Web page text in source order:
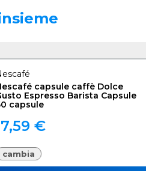
capsule caffè Dolce
Espresso Barista Capsule
capsule
€
cambia